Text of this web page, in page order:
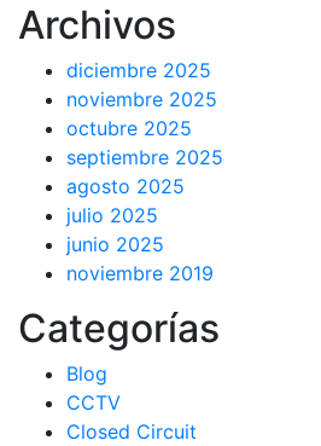
Archivos
diciembre 2025
noviembre 2025
octubre 2025
septiembre 2025
agosto 2025
julio 2025
junio 2025
noviembre 2019
Categorías
Blog
CCTV
Closed Circuit